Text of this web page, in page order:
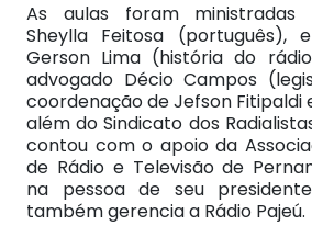
As aulas foram ministradas
Sheylla Feitosa (português),
Gerson Lima (história do
advogado Décio Campos
coordenação de Jefson Fitipaldi
além do Sindicato dos
contou com o apoio da
de Rádio e Televisão de
na pessoa de seu
também gerencia a Rádio Pajeú.